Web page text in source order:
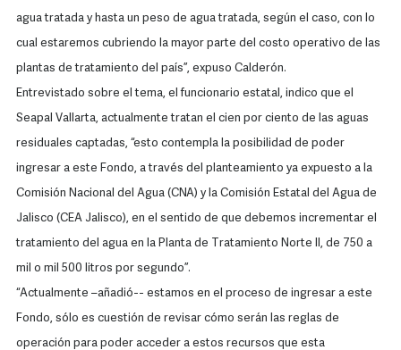
agua tratada y hasta un peso de agua tratada, según el caso, con lo
cual estaremos cubriendo la mayor parte del costo operativo de las
plantas de tratamiento del país”, expuso Calderón.
Entrevistado sobre el tema, el funcionario estatal, indico que el
Seapal Vallarta, actualmente tratan el cien por ciento de las aguas
residuales captadas, “esto contempla la posibilidad de poder
ingresar a este Fondo, a través del planteamiento ya expuesto a la
Comisión Nacional del Agua (CNA) y la Comisión Estatal del Agua de
Jalisco (CEA Jalisco), en el sentido de que debemos incrementar el
tratamiento del agua en la Planta de Tratamiento Norte II, de 750 a
mil o mil 500 litros por segundo”.
“Actualmente –añadió-- estamos en el proceso de ingresar a este
Fondo, sólo es cuestión de revisar cómo serán las reglas de
operación para poder acceder a estos recursos que esta